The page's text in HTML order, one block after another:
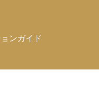
ンガイド